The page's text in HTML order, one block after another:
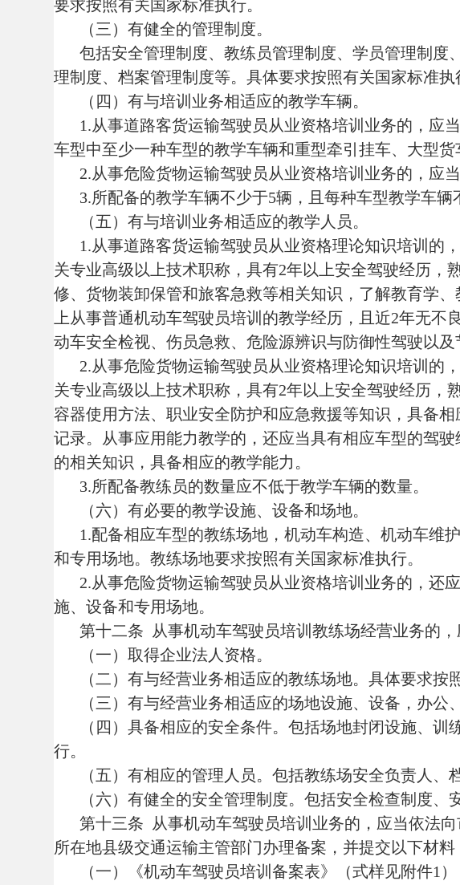
关专业高级以上技术职称，具有2年以上安全驾驶经历，熟悉道
修、货物装卸保管和旅客急救等相关知识，了解教育学、教育心
上从事普通机动车驾驶员培训的教学经历，且近2年无不良的教
动车安全检视、伤员急救、危险源辨识与防御性驾驶以及节能驾
2.从事危险货物运输驾驶员从业资格理论知识培训的，教练
关专业高级以上技术职称，具有2年以上安全驾驶经历，熟悉道
容器使用方法、职业安全防护和应急救援等知识，具备相应的
记录。从事应用能力教学的，还应当具有相应车型的驾驶经历，
的相关知识，具备相应的教学能力。
3.所配备教练员的数量应不低于教学车辆的数量。
（六）有必要的教学设施、设备和场地。
1.配备相应车型的教练场地，机动车构造、机动车维护、常
和专用场地。教练场地要求按照有关国家标准执行。
2.从事危险货物运输驾驶员从业资格培训业务的，还应当同
施、设备和专用场地。
第十二条从事机动车驾驶员培训教练场经营业务的，应当具备
（一）取得企业法人资格。
（二）有与经营业务相适应的教练场地。具体要求按照有关国
（三）有与经营业务相适应的场地设施、设备，办公、教学
（四）具备相应的安全条件。包括场地封闭设施、训练区隔
行。
（五）有相应的管理人员。包括教练场安全负责人、档案管理
（六）有健全的安全管理制度。包括安全检查制度、安全责
第十三条从事机动车驾驶员培训业务的，应当依法向市场监
所在地县级交通运输主管部门办理备案，并提交以下材料，保证
（一）《机动车驾驶员培训备案表》（式样见附件1）；
（二）企业法定代表人身份证明；
（三）经营场所使用权证明或者产权证明；
（四）教练场地使用权证明或者产权证明；
（五）教练场地技术条件说明；
（六）教学车辆技术条件、车型及数量证明（从事机动车驾驶
（七）教学车辆购置证明（从事机动车驾驶员培训教练场经
（八）机构设置、岗位职责和管理制度材料；
（九）各类设施、设备清单；
（十）拟聘用人员名册、职称证明；
（十一）营业执照；
（十二）学时收费标准。
从事普通机动车驾驶员培训业务的，在提交备案材料时，应
安全驾驶经历的起算时间自备案材料提交之日起倒计。
第十四条县级交通运输主管部门收到备案材料后，对材料齐
求的，应当当场或者自收到备案材料之日起5日内一次性书面通知